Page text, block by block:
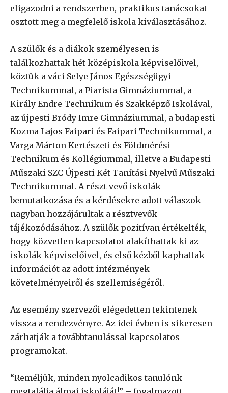
eligazodni a rendszerben, praktikus tanácsokat
osztott meg a megfelelő iskola kiválasztásához.
A szülők és a diákok személyesen is
találkozhattak hét középiskola képviselőivel,
köztük a váci Selye János Egészségügyi
Technikummal, a Piarista Gimnáziummal, a
Király Endre Technikum és Szakképző Iskolával,
az újpesti Bródy Imre Gimnáziummal, a budapesti
Kozma Lajos Faipari és Faipari Technikummal, a
Varga Márton Kertészeti és Földmérési
Technikum és Kollégiummal, illetve a Budapesti
Műszaki SZC Újpesti Két Tanítási Nyelvű Műszaki
Technikummal. A részt vevő iskolák
bemutatkozása és a kérdésekre adott válaszok
nagyban hozzájárultak a résztvevők
tájékozódásához. A szülők pozitívan értékelték,
hogy közvetlen kapcsolatot alakíthattak ki az
iskolák képviselőivel, és első kézből kaphattak
információt az adott intézmények
követelményeiről és szellemiségéről.
Az esemény szervezői elégedetten tekintenek
vissza a rendezvényre. Az idei évben is sikeresen
zárhatják a továbbtanulással kapcsolatos
programokat.
“Reméljük, minden nyolcadikos tanulónk